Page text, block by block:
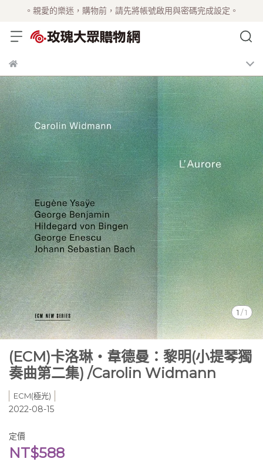
。親愛的樂迷，購物前，請先將帳號啟用與密碼完成設定。
1 /1
(ECM)卡洛琳‧韋德曼：黎明(小提琴獨
奏曲第二集) /Carolin Widmann
ECM(極光)
2022-08-15
定價
NT$588